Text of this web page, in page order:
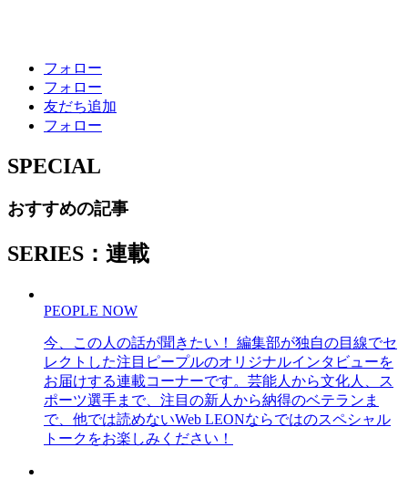
フォロー
フォロー
友だち追加
フォロー
SPECIAL
おすすめの記事
SERIES：連載
PEOPLE NOW
今、この人の話が聞きたい！ 編集部が独自の目線でセ
レクトした注目ピープルのオリジナルインタビューを
お届けする連載コーナーです。芸能人から文化人、ス
ポーツ選手まで、注目の新人から納得のベテランま
で、他では読めないWeb LEONならではのスペシャル
トークをお楽しみください！